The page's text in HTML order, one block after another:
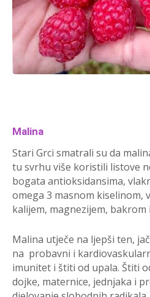
Malina
Stari Grci smatrali su da
tu svrhu više koristili listove
bogata antioksidansima,
omega 3 masnom kiselinom,
kalijem, magnezijem,
Malina utječe na ljepši ten,
na probavni i
imunitet i štiti od upala. Štiti
dojke, maternice, jednjaka i